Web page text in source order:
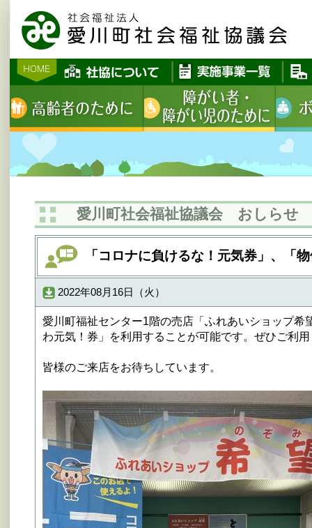
愛川町社会福祉協議会 おしらせ
「コロナに負けるな！元気券」、「
2022年08月16日（火）
愛川町福祉センター1階の売店「ふれあいショップ
わ元気！券」を利用することが可能です。ぜひご利
皆様のご来店をお待ちしています。